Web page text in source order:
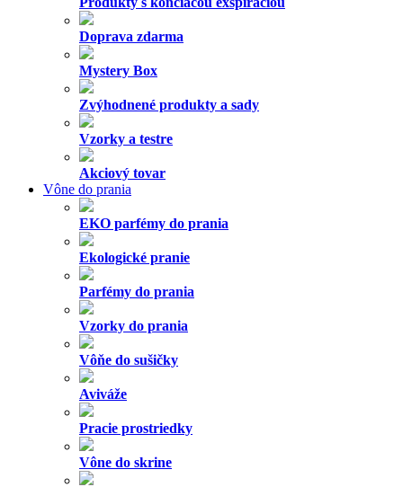
Doprava zdarma
Mystery Box
Zvýhodnené produkty a sady
Vzorky a testre
Akciový tovar
Vône do prania
EKO parfémy do prania
Ekologické pranie
Parfémy do prania
Vzorky do prania
Vôňe do sušičky
Aviváže
Pracie prostriedky
Vône do skrine